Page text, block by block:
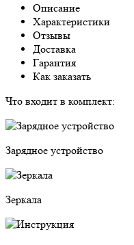
Описание
Характеристики
Отзывы
Доставка
Гарантия
Как заказать
Что входит в комплект:
Зарядное устройство
Зеркала